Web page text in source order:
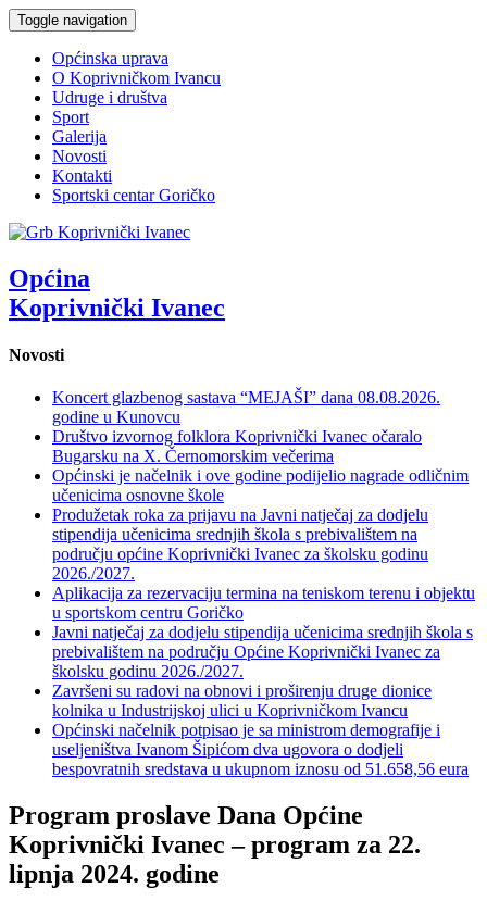
Toggle navigation
Općinska uprava
O Koprivničkom Ivancu
Udruge i društva
Sport
Galerija
Novosti
Kontakti
Sportski centar Goričko
Općina
Koprivnički Ivanec
Novosti
Koncert glazbenog sastava “MEJAŠI” dana 08.08.2026.
godine u Kunovcu
Društvo izvornog folklora Koprivnički Ivanec očaralo
Bugarsku na X. Černomorskim večerima
Općinski je načelnik i ove godine podijelio nagrade odličnim
učenicima osnovne škole
Produžetak roka za prijavu na Javni natječaj za dodjelu
stipendija učenicima srednjih škola s prebivalištem na
području općine Koprivnički Ivanec za školsku godinu
2026./2027.
Aplikacija za rezervaciju termina na teniskom terenu i objektu
u sportskom centru Goričko
Javni natječaj za dodjelu stipendija učenicima srednjih škola s
prebivalištem na području Općine Koprivnički Ivanec za
školsku godinu 2026./2027.
Završeni su radovi na obnovi i proširenju druge dionice
kolnika u Industrijskoj ulici u Koprivničkom Ivancu
Općinski načelnik potpisao je sa ministrom demografije i
useljeništva Ivanom Šipićom dva ugovora o dodjeli
bespovratnih sredstava u ukupnom iznosu od 51.658,56 eura
Program proslave Dana Općine
Koprivnički Ivanec – program za 22.
lipnja 2024. godine